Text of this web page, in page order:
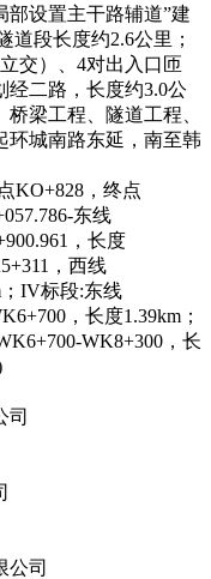
部设置主干路辅道”建
道段长度约2.6公里；
交）、4对出入口匝
经二路，长度约3.0公
梁工程、隧道工程、
环城南路东延，南至韩
KO+828，终点
东线
，长度
，西线
；IV标段:东线
，长度1.39km；
WK8+300，长
司
公司